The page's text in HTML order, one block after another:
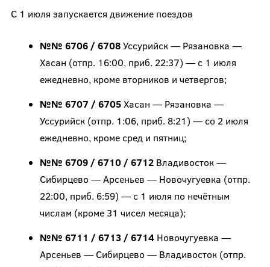
С 1 июля запускается движение поездов
№№ 6706 / 6708Уссурийск — Рязановка —
Хасан (отпр. 16:00, приб. 22:37) — с 1 июля
ежедневно, кроме вторников и четвергов;
№№ 6707 / 6705Хасан — Рязановка —
Уссурийск (отпр. 1:06, приб. 8:21) — со 2 июля
ежедневно, кроме сред и пятниц;
№№ 6709 / 6710 / 6712Владивосток —
Сибирцево — Арсеньев — Новочугуевка (отпр.
22:00, приб. 6:59) — с 1 июля по нечётным
числам (кроме 31 чисел месяца);
№№ 6711 / 6713 / 6714Новочугуевка —
Арсеньев — Сибирцево — Владивосток (отпр.